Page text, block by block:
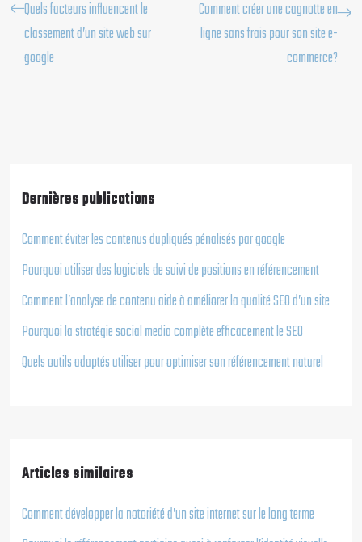
Quels facteurs influencent le
classement d’un site web sur
google
Comment créer une cagnotte en
ligne sans frais pour son site e-
commerce?
Dernières publications
Comment éviter les contenus dupliqués pénalisés par google
Pourquoi utiliser des logiciels de suivi de positions en référencement
Comment l’analyse de contenu aide à améliorer la qualité SEO d’un site
Pourquoi la stratégie social media complète efficacement le SEO
Quels outils adaptés utiliser pour optimiser son référencement naturel
Articles similaires
Comment développer la notoriété d’un site internet sur le long terme